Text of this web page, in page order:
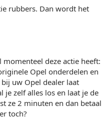
rubbers. Dan wordt het
deze actie heeft:
Opel onderdelen en
uw Opel dealer laat
je zelf alles los en laat je de
ze 2 minuten en dan betaal
toch?